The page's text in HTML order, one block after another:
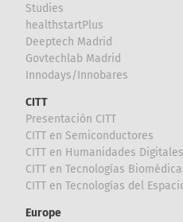
Studies
healthstartPlus
Deeptech Madrid
Govtechlab Madrid
Innodays/Innobares
CITT
Presentación CITT
CITT en Semiconductores
CITT en Humanidades
CITT en Tecnologías
CITT en Tecnologías del
Europe